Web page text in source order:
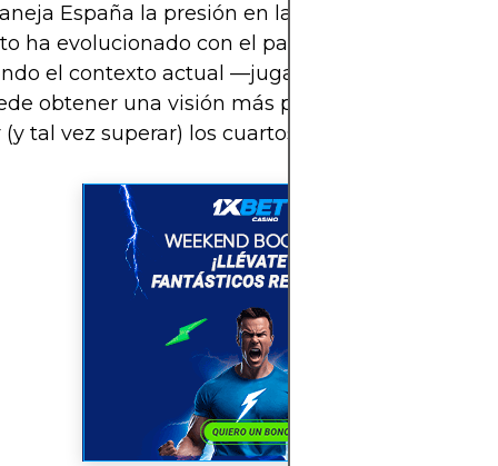
España la presión en las fases
ha evolucionado con el paso del tiempo. Al
el contexto actual —jugadores, entrenadores
obtener una visión más precisa sobre sus
(y tal vez superar) los cuartos en futuras